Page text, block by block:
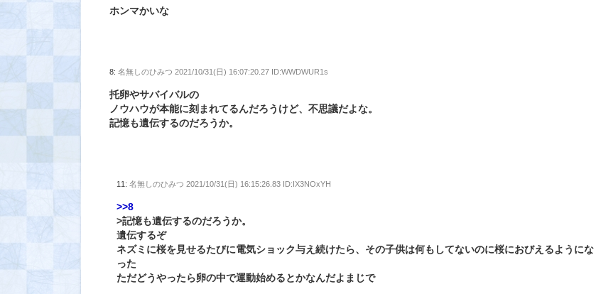
ホンマかいな
8:名無しのひみつ 2021/10/31(日) 16:07:20.27 ID:WWDWUR1s
托卵やサバイバルの
ノウハウが本能に刻まれてるんだろうけど、不思議だよな。
記憶も遺伝するのだろうか。
11:名無しのひみつ 2021/10/31(日) 16:15:26.83 ID:IX3NOxYH
>>8
>記憶も遺伝するのだろうか。
遺伝するぞ
ネズミに桜を見せるたびに電気ショック与え続けたら、その子供は何もしてないのに桜におびえるようにな
った
ただどうやったら卵の中で運動始めるとかなんだよまじで